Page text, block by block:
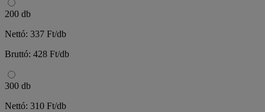
200 db
Nettó: 337 Ft/db
Bruttó: 428 Ft/db
300 db
Nettó: 310 Ft/db